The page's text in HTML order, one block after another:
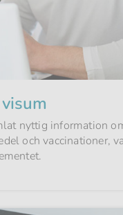
nyttig information
och vaccinationer,